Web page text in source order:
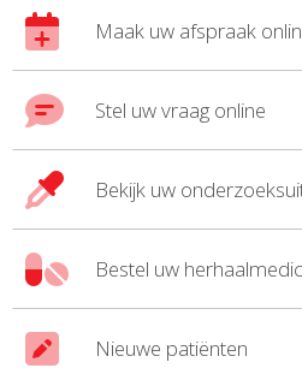
Maak uw afspraak
Stel uw vraag online
Bekijk uw
Bestel uw
Nieuwe patiënten